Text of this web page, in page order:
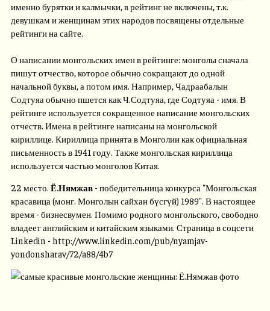
именно бурятки и калмычки, в рейтинг не включены, т.к.
девушкам и женщинам этих народов посвящены отдельные
рейтинги на сайте.
О написании монгольских имен в рейтинге: монголы сначала
пишут отчество, которое обычно сокращают до одной
начальной буквы, а потом имя. Например, Чадраабалын
Содтуяа обычно пшется как Ч.Содтуяа, где Содтуяа - имя. В
рейтинге используется сокращенное написание монгольских
отчеств. Имена в рейтинге написаны на монгольской
кириллице. Кириллица принята в Монголии как официальная
письменность в 1941 году. Также монгольская кириллица
используется частью монголов Китая.
22 место. Ё.Нямжав - победительница конкурса "Монгольская
красавица (монг. Монголын сайхан бүсгүй) 1989". В настоящее
время - бизнесвумен. Помимо родного монгольского, свободно
владеет английским и китайским языками. Страница в соцсети
Linkedin - http://www.linkedin.com/pub/nyamjav-
yondonsharav/72/a88/4b7